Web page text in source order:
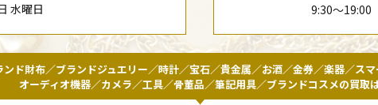
水曜日 9:30〜19:00
ド財布／ブランドジュエリー／時計／宝石／貴金属／お酒／金券／楽器／ス
オーディオ機器／カメラ／工具／骨董品／筆記用具／ブランドコスメの買取